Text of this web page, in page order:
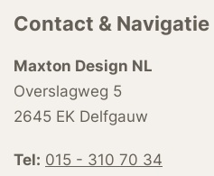
Contact & Navigatie
Maxton Design NL
Overslagweg 5
2645 EK Delfgauw
Tel: 015 - 310 70 34